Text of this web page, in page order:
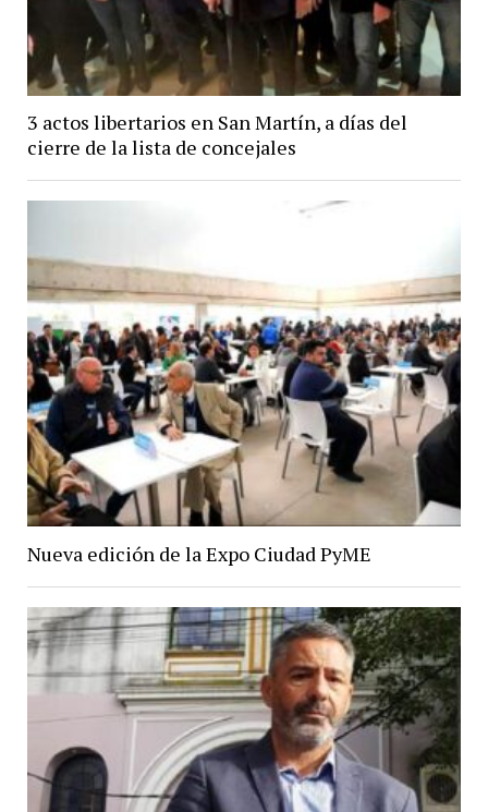
3 actos libertarios en San Martín, a días del
cierre de la lista de concejales
Nueva edición de la Expo Ciudad PyME